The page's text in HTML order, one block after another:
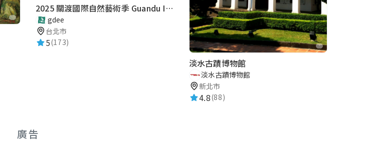
2025 關渡國際自然藝術季 Guandu International Nature Art Festival
gdee
台北市
5(173)
淡水古蹟博物館
淡水古蹟博物館
新北市
4.8(88)
廣告